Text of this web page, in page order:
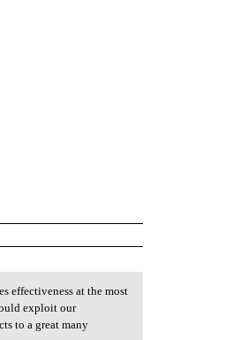
effectiveness at the most
exploit our
to a great many